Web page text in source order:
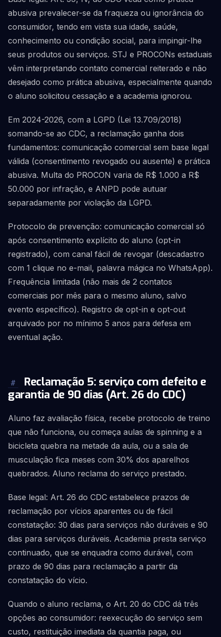
abusiva prevalecer-se da fraqueza ou ignorância do
consumidor, tendo em vista sua idade, saúde,
conhecimento ou condição social, para impingir-lhe
seus produtos ou serviços. STJ e PROCONs estaduais
vêm interpretando contato comercial reiterado e não
desejado como prática abusiva, especialmente quando
o aluno solicitou cessação e a academia ignorou.
Em 2024-2026, com a LGPD (Lei 13.709/2018)
somando-se ao CDC, a reclamação ganha dois
fundamentos: comunicação comercial sem base legal
válida (consentimento revogado ou ausente) e prática
abusiva. Multa do PROCON varia de R$ 1.000 a R$
50.000 por infração, e ANPD pode autuar
separadamente por violação da LGPD.
Protocolo de prevenção: comunicação comercial só
após consentimento explícito do aluno (opt-in
registrado), com canal fácil de revogar (descadastro
com 1 clique no e-mail, palavra mágica no WhatsApp).
Frequência limitada (não mais de 2 contatos
comerciais por mês para o mesmo aluno, salvo
evento específico). Registro de opt-in e opt-out
arquivado por no mínimo 5 anos para defesa em
eventual ação.
#
Reclamação 5: serviço com defeito e
garantia de 90 dias (Art. 26 do CDC)
Aluno faz avaliação física, recebe protocolo de treino
que não funciona, ou começa aulas de spinning e a
bicicleta quebra na metade da aula, ou a sala de
musculação fica meses com 30% dos aparelhos
quebrados. Aluno reclama do serviço prestado.
Base legal: Art. 26 do CDC estabelece prazos de
reclamação por vícios aparentes ou de fácil
constatação: 30 dias para serviços não duráveis e 90
dias para serviços duráveis. Academia presta serviço
continuado, que se enquadra como durável, com
prazo de 90 dias para reclamação a partir da
constatação do vício.
Quando o aluno reclama, o Art. 20 do CDC dá três
opções ao consumidor: reexecução do serviço sem
custo, restituição imediata da quantia paga, ou